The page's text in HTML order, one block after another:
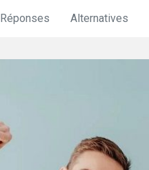
Réponses Alternatives